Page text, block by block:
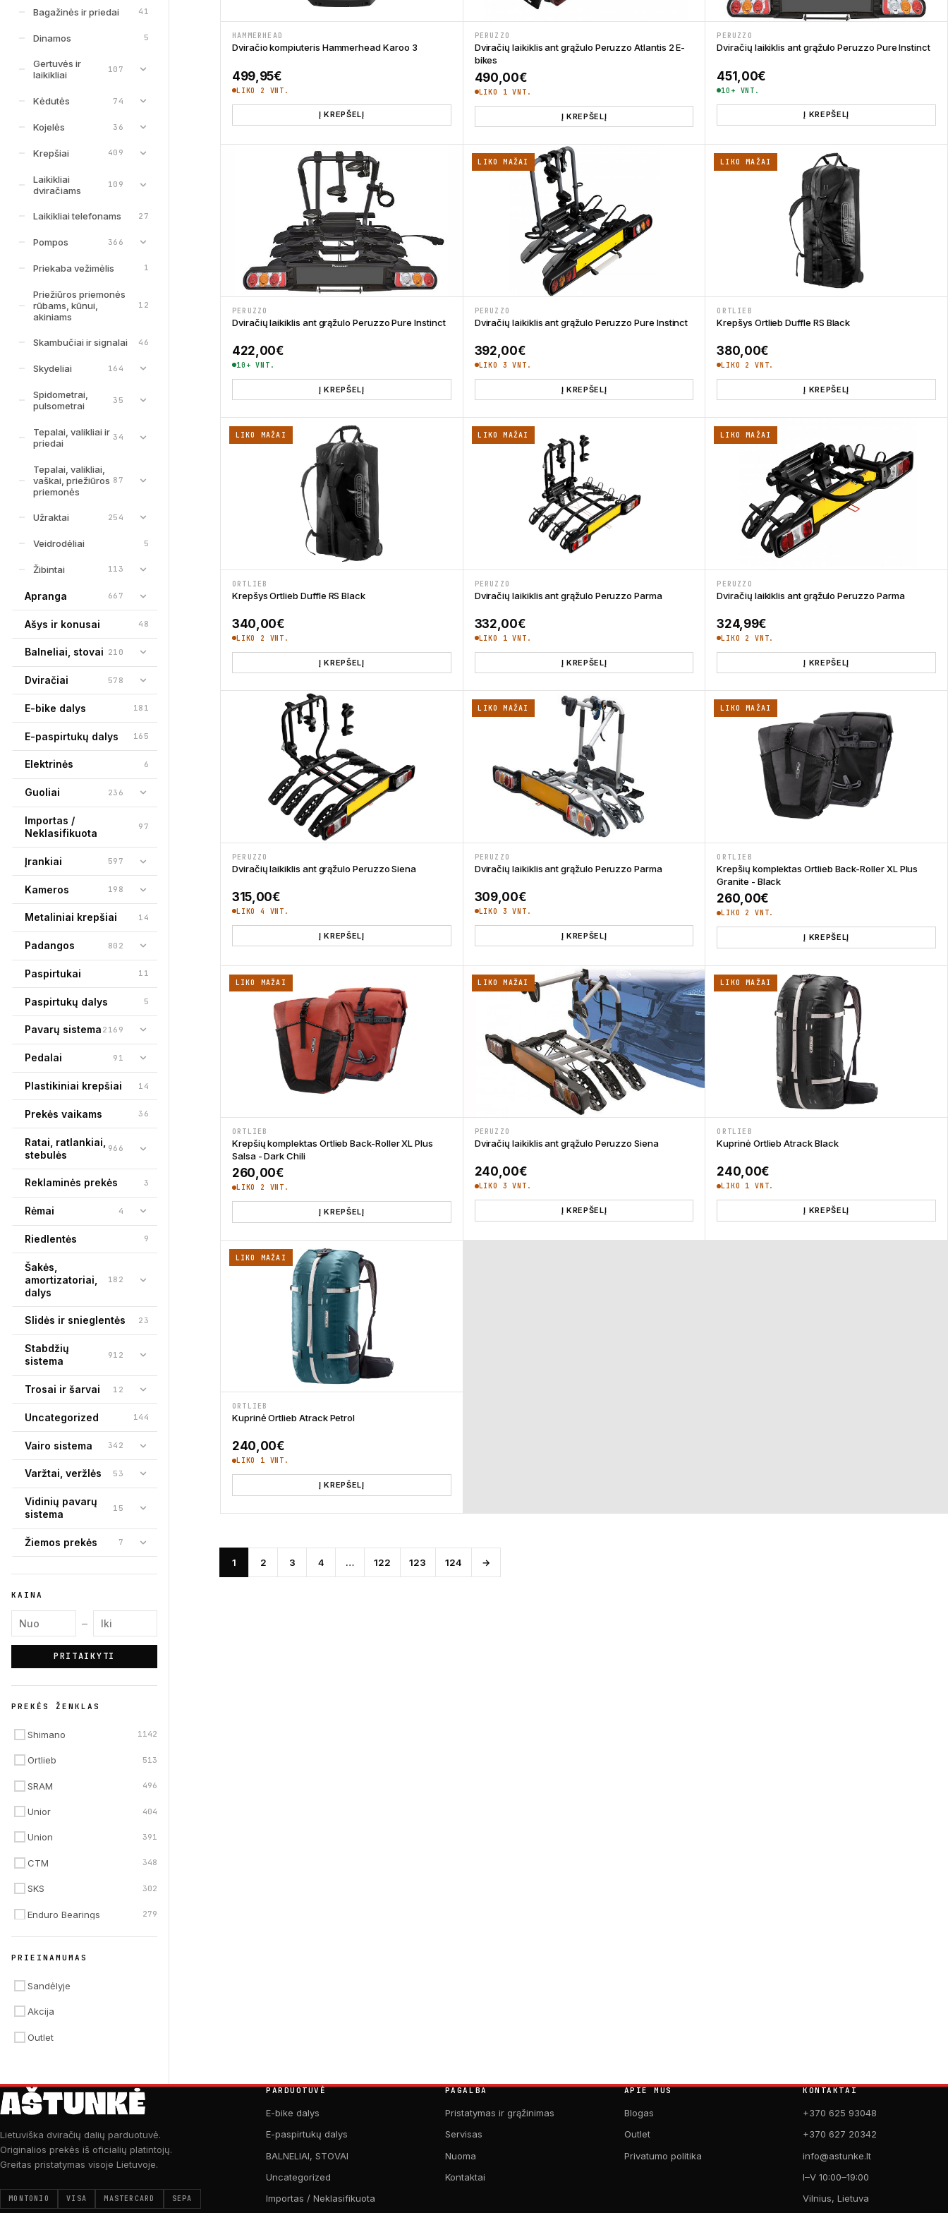
Bagažinės ir priedai 41
Dinamos 5
Gertuvės ir
laikikliai
107
Kėdutės 74
Kojelės 36
Krepšiai 409
Laikikliai
dviračiams
109
Laikikliai telefonams 27
Pompos 366
Priekaba vežimėlis 1
Priežiūros priemonės
rūbams, kūnui,
akiniams
12
Skambučiai ir signalai 46
Skydeliai 164
Spidometrai,
pulsometrai
35
Tepalai, valikliai ir
priedai
34
Tepalai, valikliai,
vaškai, priežiūros
priemonės
87
Užraktai 254
Veidrodėliai 5
Žibintai 113
Apranga 667
Ašys ir konusai 48
Balneliai, stovai 210
Dviračiai 578
E-bike dalys 181
E-paspirtukų dalys 165
Elektrinės 6
Guoliai 236
Importas /
Neklasifikuota
97
Įrankiai 597
Kameros 198
Metaliniai krepšiai 14
Padangos 802
Paspirtukai 11
Paspirtukų dalys 5
Pavarų sistema 2169
Pedalai 91
Plastikiniai krepšiai 14
Prekės vaikams 36
Ratai, ratlankiai,
stebulės
966
Reklaminės prekės 3
Rėmai 4
Riedlentės 9
Šakės,
amortizatoriai,
dalys
182
Slidės ir snieglentės 23
Stabdžių
sistema
912
Trosai ir šarvai 12
Uncategorized 144
Vairo sistema 342
Varžtai, veržlės 53
Vidinių pavarų
sistema
15
Žiemos prekės 7
KAINA
Minimali kaina – Maksimali kaina
PRITAIKYTI
PREKĖS ŽENKLAS
Shimano 1142
Ortlieb 513
SRAM 496
Unior 404
Union 391
CTM 348
SKS 302
Enduro Bearings 279
Jagwire 260
GripGrab
Schwalbe
PRIEINAMUMAS
Sandėlyje
Akcija
Outlet
HAMMERHEAD
Dviračio kompiuteris Hammerhead Karoo 3
499,95€
LIKO 2 VNT.
Į KREPŠELĮ
PERUZZO
Dviračių laikiklis ant grąžulo Peruzzo Atlantis 2 E-
bikes
490,00€
LIKO 1 VNT.
Į KREPŠELĮ
PERUZZO
Dviračių laikiklis ant grąžulo Peruzzo Pure Instinct
451,00€
10+ VNT.
Į KREPŠELĮ
PERUZZO
Dviračių laikiklis ant grąžulo Peruzzo Pure Instinct
422,00€
10+ VNT.
Į KREPŠELĮ
LIKO MAŽAI
PERUZZO
Dviračių laikiklis ant grąžulo Peruzzo Pure Instinct
392,00€
LIKO 3 VNT.
Į KREPŠELĮ
LIKO MAŽAI
ORTLIEB
Krepšys Ortlieb Duffle RS Black
380,00€
LIKO 2 VNT.
Į KREPŠELĮ
LIKO MAŽAI
ORTLIEB
Krepšys Ortlieb Duffle RS Black
340,00€
LIKO 2 VNT.
Į KREPŠELĮ
LIKO MAŽAI
PERUZZO
Dviračių laikiklis ant grąžulo Peruzzo Parma
332,00€
LIKO 1 VNT.
Į KREPŠELĮ
LIKO MAŽAI
PERUZZO
Dviračių laikiklis ant grąžulo Peruzzo Parma
324,99€
LIKO 2 VNT.
Į KREPŠELĮ
PERUZZO
Dviračių laikiklis ant grąžulo Peruzzo Siena
315,00€
LIKO 4 VNT.
Į KREPŠELĮ
LIKO MAŽAI
PERUZZO
Dviračių laikiklis ant grąžulo Peruzzo Parma
309,00€
LIKO 3 VNT.
Į KREPŠELĮ
LIKO MAŽAI
ORTLIEB
Krepšių komplektas Ortlieb Back-Roller XL Plus
Granite - Black
260,00€
LIKO 2 VNT.
Į KREPŠELĮ
LIKO MAŽAI
ORTLIEB
Krepšių komplektas Ortlieb Back-Roller XL Plus
Salsa - Dark Chili
260,00€
LIKO 2 VNT.
Į KREPŠELĮ
LIKO MAŽAI
PERUZZO
Dviračių laikiklis ant grąžulo Peruzzo Siena
240,00€
LIKO 3 VNT.
Į KREPŠELĮ
LIKO MAŽAI
ORTLIEB
Kuprinė Ortlieb Atrack Black
240,00€
LIKO 1 VNT.
Į KREPŠELĮ
LIKO MAŽAI
ORTLIEB
Kuprinė Ortlieb Atrack Petrol
240,00€
LIKO 1 VNT.
Į KREPŠELĮ
1 2 3 4 … 122 123 124 →
Lietuviška dviračių dalių parduotuvė.
Originalios prekės iš oficialių platintojų.
Greitas pristatymas visoje Lietuvoje.
MONTONIO VISA MASTERCARD SEPA
PARDUOTUVĖ
E-bike dalys
E-paspirtukų dalys
BALNELIAI, STOVAI
Uncategorized
Importas / Neklasifikuota
PAGALBA
Pristatymas ir grąžinimas
Servisas
Nuoma
Kontaktai
APIE MUS
Blogas
Outlet
Privatumo politika
KONTAKTAI
+370 625 93048
+370 627 20342
info@astunke.lt
I–V 10:00–19:00
Vilnius, Lietuva